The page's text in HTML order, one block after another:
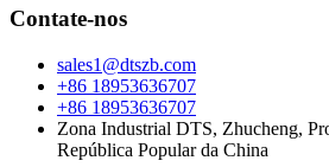
Contate-nos
sales1@dtszb.com
+86 18953636707
+86 18953636707
Zona Industrial DTS, Zhucheng,
República Popular da China